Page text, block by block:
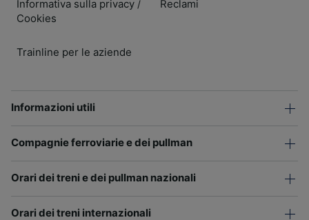
Informativa sulla privacy /
Cookies
Trainline per le aziende
Reclami
Informazioni utili
Compagnie ferroviarie e dei pullman
Orari dei treni e dei pullman nazionali
Orari dei treni internazionali